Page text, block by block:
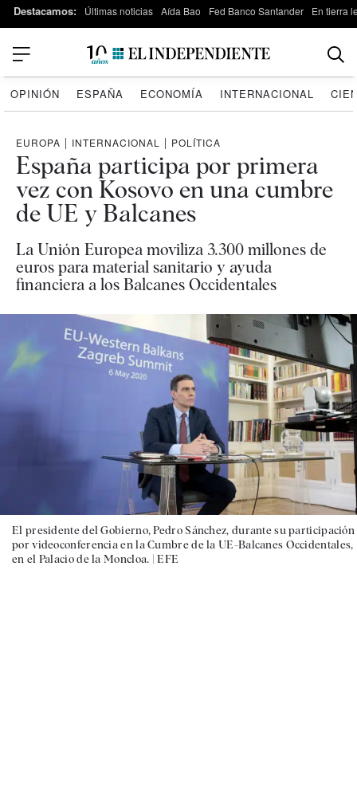
Destacamos: Últimas noticias Aída Bao Fed Banco Santander En tierra
OPINIÓN ESPAÑA ECONOMÍA INTERNACIONAL
EUROPA | INTERNACIONAL | POLÍTICA
España participa por primera
vez con Kosovo en una cumbre
de UE y Balcanes
La Unión Europea moviliza 3.300 millones de
euros para material sanitario y ayuda
financiera a los Balcanes Occidentales
El presidente del Gobierno, Pedro Sánchez, durante su participación
por videoconferencia en la Cumbre de la UE-Balcanes Occidentales,
en el Palacio de la Moncloa. |EFE